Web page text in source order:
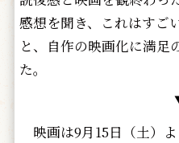
感想を聞き、これはすご
と、自作の映画化に満足
た。
映画は9月15日（土）